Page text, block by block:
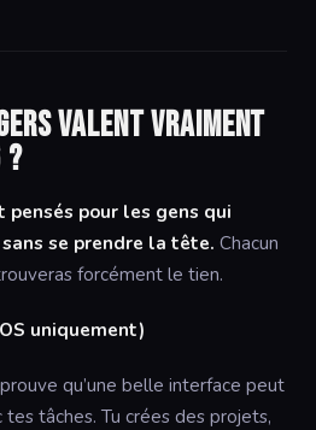
valent vraiment
pour les gens qui
se prendre la tête. Chacun
forcément le tien.
uniquement)
prouve qu’une belle interface peut
tâches. Tu crées des projets,